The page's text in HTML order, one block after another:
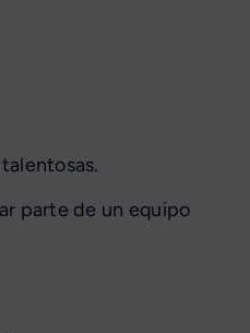
parte de un equipo